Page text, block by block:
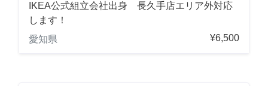
IKEA公式組立会社出身 長久手店エリア外対応
します！
愛知県
¥6,500